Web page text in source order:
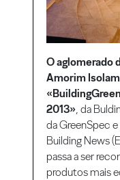
O aglomerado
Amorim
2013», da
da GreenSpec
Building News
passa a ser
produtos mais